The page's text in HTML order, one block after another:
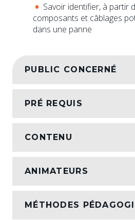
Savoir identifier, à partir
composants et câblages
dans une panne
PUBLIC CONCERNÉ
PRÉ REQUIS
CONTENU
ANIMATEURS
MÉTHODES